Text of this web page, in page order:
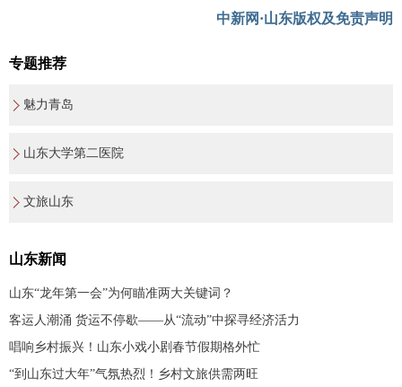
中新网·山东版权及免责声明
专题推荐
魅力青岛
山东大学第二医院
文旅山东
山东新闻
山东“龙年第一会”为何瞄准两大关键词？
客运人潮涌 货运不停歇——从“流动”中探寻经济活力
唱响乡村振兴！山东小戏小剧春节假期格外忙
“到山东过大年”气氛热烈！乡村文旅供需两旺